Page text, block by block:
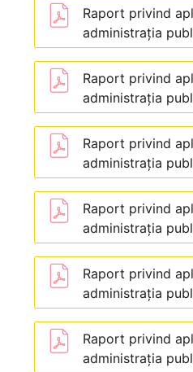
Raport privind
administraţia
Raport privind
administraţia
Raport privind
administraţia
Raport privind
administraţia
Raport privind
administraţia
Raport privind
administraţia